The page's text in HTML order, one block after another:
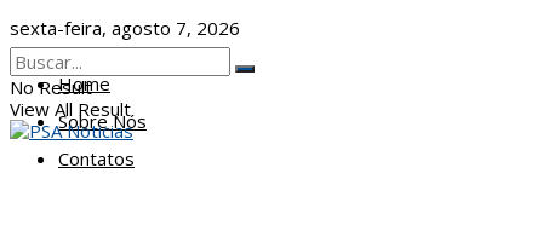
sexta-feira, agosto 7, 2026
Home
Sobre Nós
Contatos
No Result
View All Result